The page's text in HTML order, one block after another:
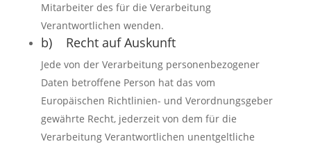
Mitarbeiter des für die Verarbeitung
Verantwortlichen wenden.
b) Recht auf Auskunft
Jede von der Verarbeitung personenbezogener
Daten betroffene Person hat das vom
Europäischen Richtlinien- und Verordnungsgeber
gewährte Recht, jederzeit von dem für die
Verarbeitung Verantwortlichen unentgeltliche